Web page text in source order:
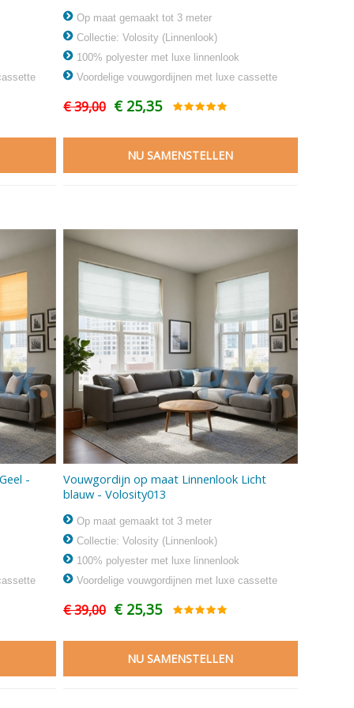
Op maat gemaakt tot 3 meter
Collectie: Volosity (Linnenlook)
100% polyester met luxe linnenlook
Voordelige vouwgordijnen met luxe cassette
€ 39,00 € 25,35
-
Vouwgordijn op maat Linnenlook Licht
blauw - Volosity013
Op maat gemaakt tot 3 meter
Collectie: Volosity (Linnenlook)
100% polyester met luxe linnenlook
Voordelige vouwgordijnen met luxe cassette
€ 39,00 € 25,35